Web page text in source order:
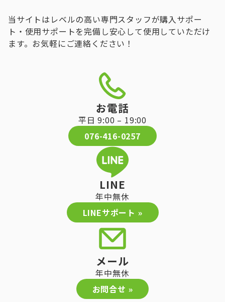
当サイトはレベルの高い専門スタッフが購入サポー
ト・使用サポートを完備し安心して使用していただけ
ます。お気軽にご連絡ください！
お電話
平日 9:00 – 19:00
076-416-0257
LINE
年中無休
LINEサポート »
メール
年中無休
お問合せ »